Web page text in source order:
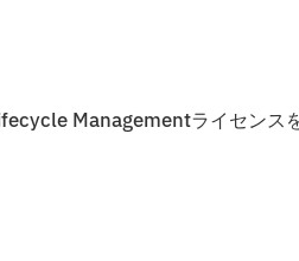
Managementライセンス